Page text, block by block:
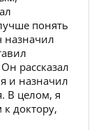
понять
назначил
рассказал
и назначил
В целом, я
доктору,